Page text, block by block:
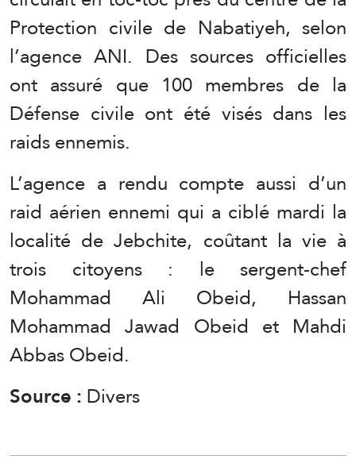
Protection civile de Nabatiyeh, selon
l’agence ANI. Des sources officielles
ont assuré que 100 membres de la
Défense civile ont été visés dans les
raids ennemis.
L’agence a rendu compte aussi d’un
raid aérien ennemi qui a ciblé mardi la
localité de Jebchite, coûtant la vie à
trois citoyens : le sergent-chef
Mohammad Ali Obeid, Hassan
Mohammad Jawad Obeid et Mahdi
Abbas Obeid.
Source :Divers